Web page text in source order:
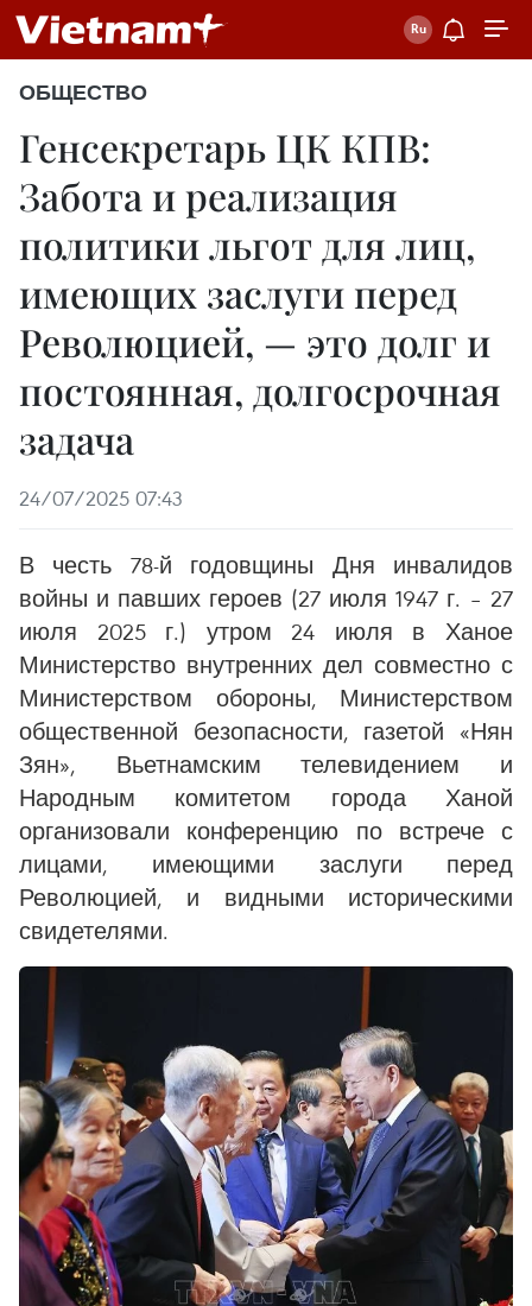
ОБЩЕСТВО
Генсекретарь ЦК КПВ:
Забота и реализация
политики льгот для лиц,
имеющих заслуги перед
Революцией, — это долг и
постоянная, долгосрочная
задача
24/07/2025 07:43
В честь 78-й годовщины Дня инвалидов
войны и павших героев (27 июля 1947 г. – 27
июля 2025 г.) утром 24 июля в Ханое
Министерство внутренних дел совместно с
Министерством обороны, Министерством
общественной безопасности, газетой «Нян
Зян», Вьетнамским телевидением и
Народным комитетом города Ханой
организовали конференцию по встрече с
лицами, имеющими заслуги перед
Революцией, и видными историческими
свидетелями.